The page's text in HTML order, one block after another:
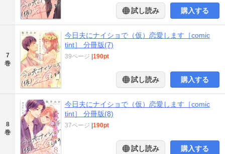
試し読み 購入する
7
巻
今日夫にナイショで（仮）恋愛します［comic
tint］ 分冊版(7)
39ページ |190pt
試し読み 購入する
8
巻
今日夫にナイショで（仮）恋愛します［comic
tint］ 分冊版(8)
37ページ |190pt
試し読み 購入する